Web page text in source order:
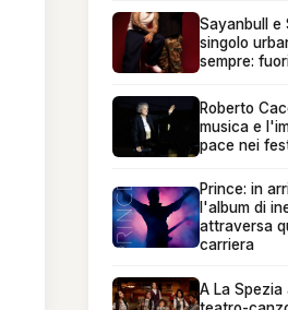
Sayanbull e
singolo
sempre:
Roberto
musica e
pace nei
Prince: in
l'album di
attraversa
carriera
A La Spezia